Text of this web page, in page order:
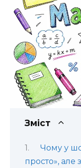
Зміст
Чому у
просто», але